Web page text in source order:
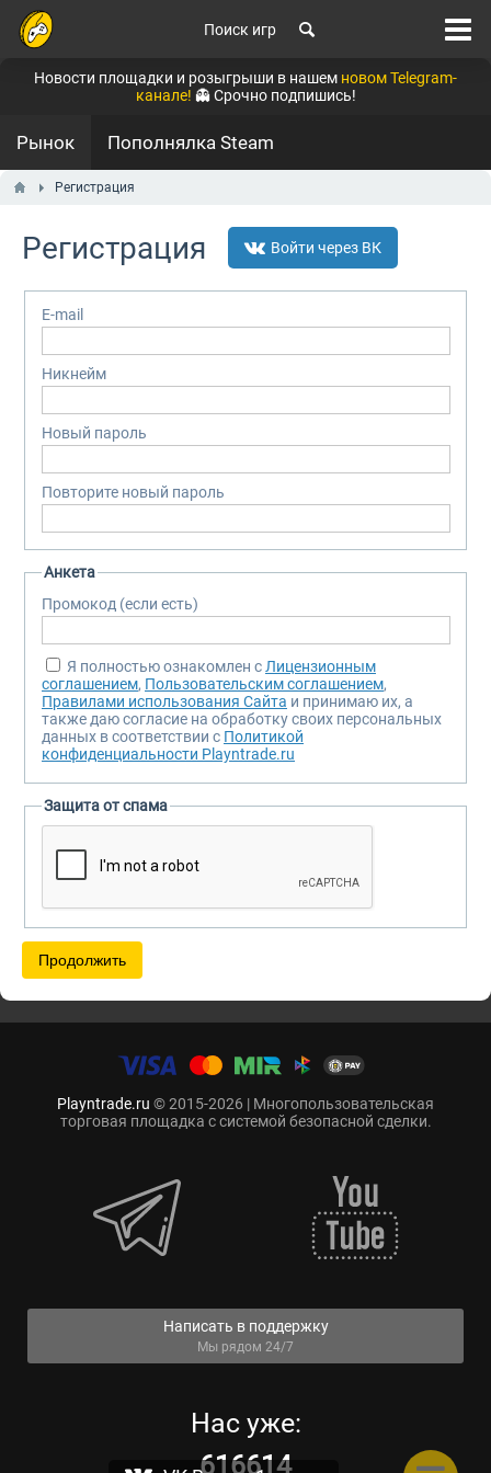
Поиск игр
Новости площадки и розыгрыши в нашем новом Telegram-
канале! 👻 Срочно подпишись!
Рынок Пополнялка Steam
Регистрация
Регистрация Войти через ВК
E-mail
Никнейм
Новый пароль
Повторите новый пароль
Анкета
Промокод (если есть)
Я полностью ознакомлен с Лицензионным
соглашением, Пользовательским соглашением,
Правилами использования Сайта и принимаю их, а
также даю согласие на обработку своих персональных
данных в соответствии с Политикой
конфиденциальности Playntrade.ru
Защита от спама
Playntrade.ru © 2015-2026 | Многопользовательская
торговая площадка с системой безопасной сделки.
Написать в поддержку
Мы рядом 24/7
Нас уже:
616614